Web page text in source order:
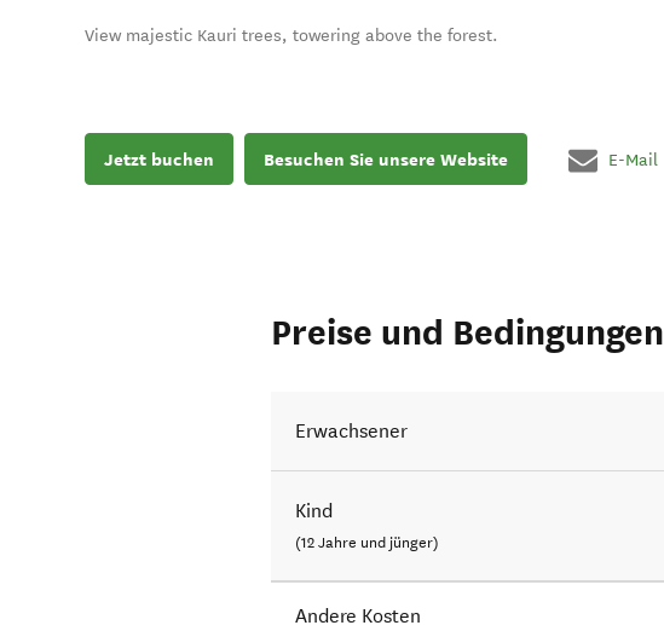
View majestic Kauri trees, towering above the forest.
Jetzt buchen Besuchen Sie unsere Website E-Mail
Preise und Bedingungen
Erwachsener
Kind
(12 Jahre und jünger)
Andere Kosten